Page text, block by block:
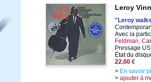
Leroy
"Leroy
Avec la
Feldman,
Pressage
État du
22.00 €
> En savoir
> ajouter à